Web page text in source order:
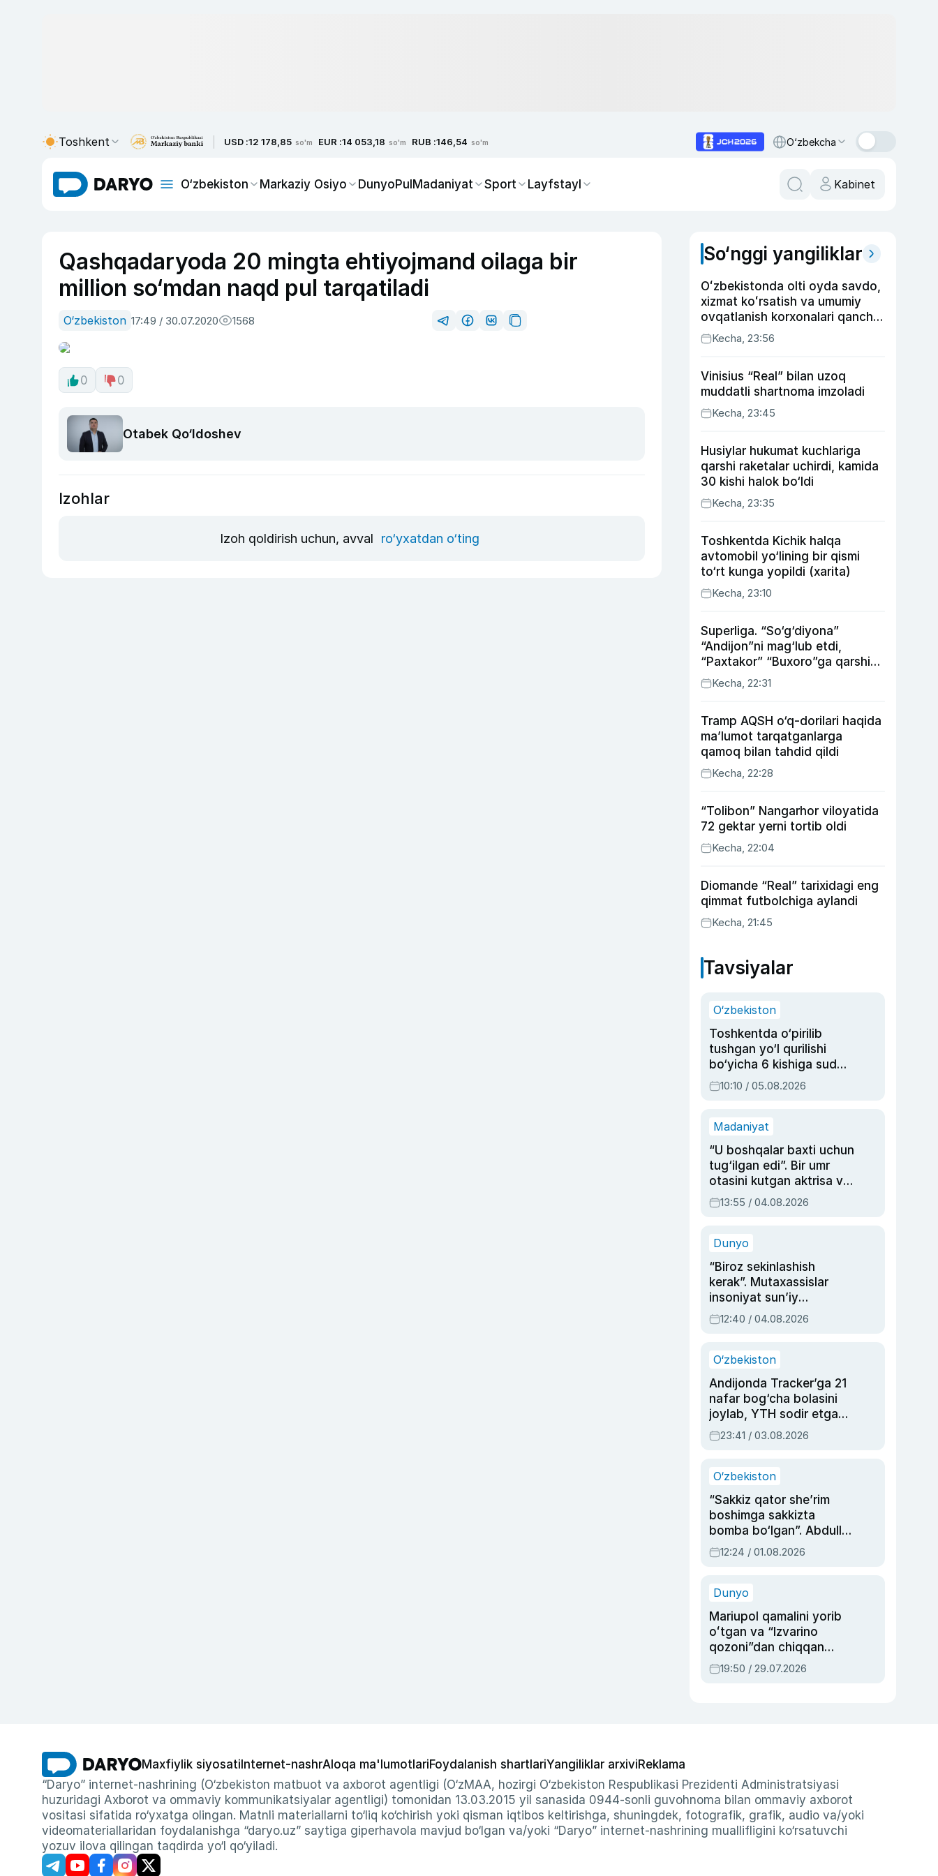
Toshkent USD :12 178,85 so'm EUR :14 053,18 so'm RUB :146,54 so'm O‘zbekcha
O‘zbekiston Markaziy Osiyo DunyoPulMadaniyat Sport Layfstayl Kabinet
Qashqadaryoda 20 mingta ehtiyojmand oilaga bir
million so‘mdan naqd pul tarqatiladi
O‘zbekiston 17:49 / 30.07.2020 1568
0 0
Otabek Qo‘ldoshev
Izohlar
Izoh qoldirish uchun, avval ro‘yxatdan o‘ting
So‘nggi yangiliklar
Oʻzbekistonda olti oyda savdo,
xizmat koʻrsatish va umumiy
ovqatlanish korxonalari qancha
soliq toʻlagani ochiqlandi
Kecha, 23:56
Vinisius “Real” bilan uzoq
muddatli shartnoma imzoladi
Kecha, 23:45
Husiylar hukumat kuchlariga
qarshi raketalar uchirdi, kamida
30 kishi halok bo‘ldi
Kecha, 23:35
Toshkentda Kichik halqa
avtomobil yo‘lining bir qismi
to‘rt kunga yopildi (xarita)
Kecha, 23:10
Superliga. “So‘g‘diyona”
“Andijon”ni mag‘lub etdi,
“Paxtakor” “Buxoro”ga qarshi
bahsda g‘alabani qo‘ldan
chiqardi
Kecha, 22:31
Tramp AQSH o‘q-dorilari haqida
ma’lumot tarqatganlarga
qamoq bilan tahdid qildi
Kecha, 22:28
“Tolibon” Nangarhor viloyatida
72 gektar yerni tortib oldi
Kecha, 22:04
Diomande “Real” tarixidagi eng
qimmat futbolchiga aylandi
Kecha, 21:45
Tavsiyalar
O‘zbekiston
Toshkentda o‘pirilib
tushgan yo‘l qurilishi
bo‘yicha 6 kishiga sud
hukmi o‘qildi
10:10 / 05.08.2026
Madaniyat
“U boshqalar baxti uchun
tug‘ilgan edi”. Bir umr
otasini kutgan aktrisa va
dublyaj ustasi Rimma
Ahmedovaning
13:55 / 04.08.2026
Dunyo
“Biroz sekinlashish
kerak”. Mutaxassislar
insoniyat sun’iy
intellektni boshqara
olmay qolishidan xavotir
12:40 / 04.08.2026
O‘zbekiston
Andijonda Tracker’ga 21
nafar bog‘cha bolasini
joylab, YTH sodir etgan
ayolga sud hukmi o‘qildi
23:41 / 03.08.2026
O‘zbekiston
“Sakkiz qator she’rim
boshimga sakkizta
bomba bo‘lgan”. Abdulla
Oripovni siyosiy
ayblovlardan asrab
12:24 / 01.08.2026
Dunyo
Mariupol qamalini yorib
oʻtgan va “Izvarino
qozoni”dan chiqqan
qahramon — Ukraina
armiyasi bosh
19:50 / 29.07.2026
Maxfiylik siyosati Internet-nashrAloqa ma'lumotlariFoydalanish shartlariYangiliklar arxiviReklama
“Daryo” internet-nashrining (O‘zbekiston matbuot va axborot agentligi (O‘zMAA, hozirgi O‘zbekiston Respublikasi Prezidenti Administratsiyasi
huzuridagi Axborot va ommaviy kommunikatsiyalar agentligi) tomonidan 13.03.2015 yil sanasida 0944-sonli guvohnoma bilan ommaviy axborot
vositasi sifatida ro‘yxatga olingan. Matnli materiallarni to‘liq ko‘chirish yoki qisman iqtibos keltirishga, shuningdek, fotografik, grafik, audio va/yoki
videomateriallaridan foydalanishga “daryo.uz” saytiga giperhavola mavjud bo‘lgan va/yoki “Daryo” internet-nashrining muallifligini ko‘rsatuvchi
yozuv ilova qilingan taqdirda yo‘l qo‘yiladi.